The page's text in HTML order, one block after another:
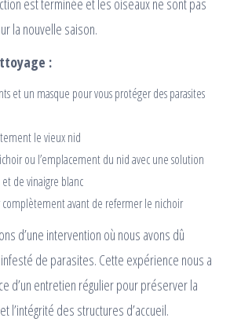
est terminée et les oiseaux ne sont pas
la nouvelle saison.
:
et un masque pour vous protéger des parasites
le vieux nid
ou l’emplacement du nid avec une solution
et de vinaigre blanc
complètement avant de refermer le nichoir
d’une intervention où nous avons dû
de parasites. Cette expérience nous a
d’un entretien régulier pour préserver la
l’intégrité des structures d’accueil.